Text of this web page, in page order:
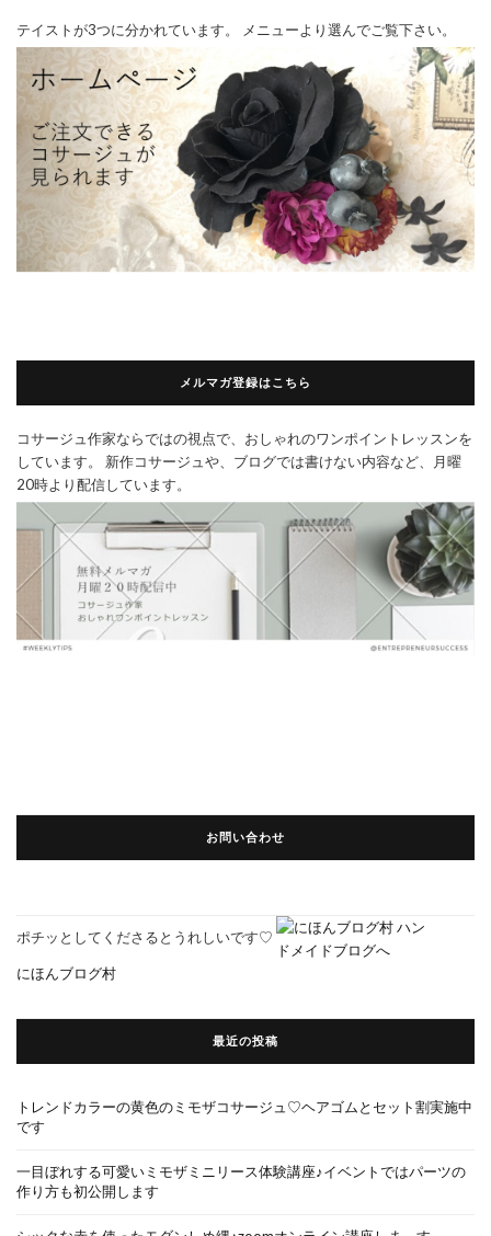
テイストが3つに分かれています。 メニューより選んでご覧下さい。
メルマガ登録はこちら
コサージュ作家ならではの視点で、おしゃれのワンポイントレッスンを
しています。 新作コサージュや、ブログでは書けない内容など、月曜
20時より配信しています。
お問い合わせ
ポチッとしてくださるとうれしいです♡
にほんブログ村
最近の投稿
トレンドカラーの黄色のミモザコサージュ♡ヘアゴムとセット割実施中
です
一目ぼれする可愛いミモザミニリース体験講座♪イベントではパーツの
作り方も初公開します